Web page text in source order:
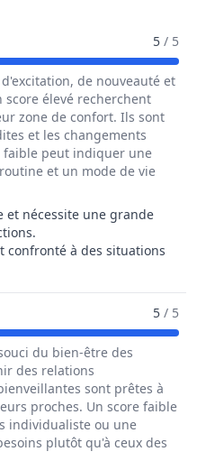
De Animateur 5 / 5
de nouveauté et
élevé recherchent
zone de confort. Ils sont
et les changements
faible peut indiquer une
et un mode de vie
et nécessite une grande
confronté à des situations
De Animateur5 / 5
du bien-être des
des relations
sont prêtes à
proches. Un score faible
individualiste ou une
plutôt qu'à ceux des